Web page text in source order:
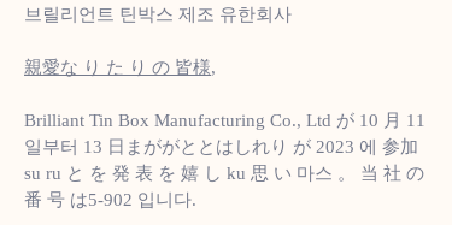
브릴리언트 틴박스 제조 유한회사
親愛な り た り の 皆様,
Brilliant Tin Box Manufacturing Co., Ltd が 10 月 11
일부터 13 日まががととはしれり が 2023 에 参加
su ru と を 発 表 を 嬉 し ku 思 い 마스 。 当 社 の
番 号 は5-902 입니다.